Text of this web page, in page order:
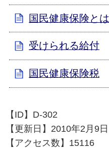
国民健康保険とは
受けられる給付
国民健康保険税
【ID】 D-302
【更新日】 2010年2月9日
【アクセス数】 15116